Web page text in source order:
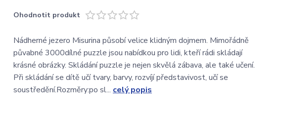
Ohodnotit produkt
Nádherné jezero Misurina působí velice klidným dojmem. Mimořádně
půvabné 3000dílné puzzle jsou nabídkou pro lidi, kteří rádi skládají
krásné obrázky. Skládání puzzle je nejen skvělá zábava, ale také učení.
Při skládání se dítě učí tvary, barvy, rozvíjí představivost, učí se
soustředění.Rozměry:po sl... celý popis